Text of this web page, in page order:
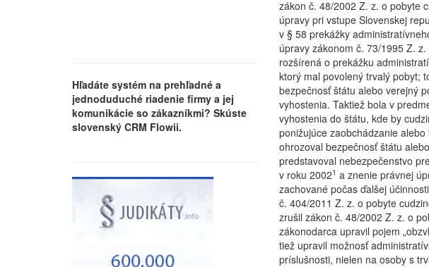
zákon č. 48/2002 Z. z. o pobyte
úpravy pri vstupe Slovenskej
v § 58 prekážky
úpravy zákonom č. 73/1995 Z.
rozšírená o prekážku
ktorý mal povolený trvalý pobyt;
bezpečnosť štátu alebo verejný
vyhostenia. Taktiež bola v
vyhostenia do štátu, kde by
ponižujúce zaobchádzanie
ohrozoval bezpečnosť štátu
predstavoval nebezpečenstvo
v roku 20021 a znenie právnej
zachované počas ďalšej
č. 404/2011 Z. z. o pobyte
zrušil zákon č. 48/2002 Z. z. o
zákonodarca upravil pojem
tiež upravil možnosť
príslušnosti, nielen na osoby s
Hľadáte systém na prehľadné a
jednoduduché riadenie firmy a jej
komunikácie so zákazníkmi? Skúste
slovenský CRM Flowii.